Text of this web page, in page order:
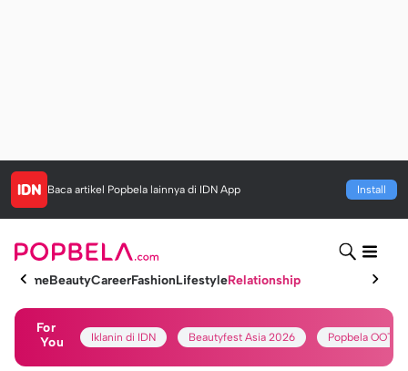
Baca artikel Popbela lainnya di IDN App Install
HomeBeautyCareerFashionLifestyleRelationship
For
You
Iklanin di IDN Beautyfest Asia 2026 Popbela OOTD